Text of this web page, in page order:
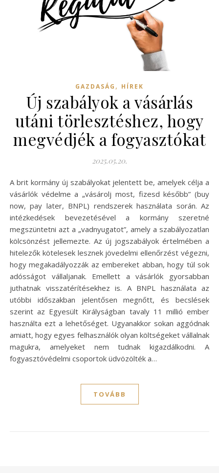
GAZDASÁG , HÍREK
Új szabályok a vásárlás
utáni törlesztéshez, hogy
megvédjék a fogyasztókat
2025.05.20.
A brit kormány új szabályokat jelentett be, amelyek célja a
vásárlók védelme a „vásárolj most, fizesd később” (buy
now, pay later, BNPL) rendszerek használata során. Az
intézkedések bevezetésével a kormány szeretné
megszüntetni azt a „vadnyugatot”, amely a szabályozatlan
kölcsönzést jellemezte. Az új jogszabályok értelmében a
hitelezők kötelesek lesznek jövedelmi ellenőrzést végezni,
hogy megakadályozzák az embereket abban, hogy túl sok
adósságot vállaljanak. Emellett a vásárlók gyorsabban
juthatnak visszatérítésekhez is. A BNPL használata az
utóbbi időszakban jelentősen megnőtt, és becslések
szerint az Egyesült Királyságban tavaly 11 millió ember
használta ezt a lehetőséget. Ugyanakkor sokan aggódnak
amiatt, hogy egyes felhasználók olyan költségeket vállalnak
magukra, amelyeket nem tudnak kigazdálkodni. A
fogyasztóvédelmi csoportok üdvözölték a…
TOVÁBB